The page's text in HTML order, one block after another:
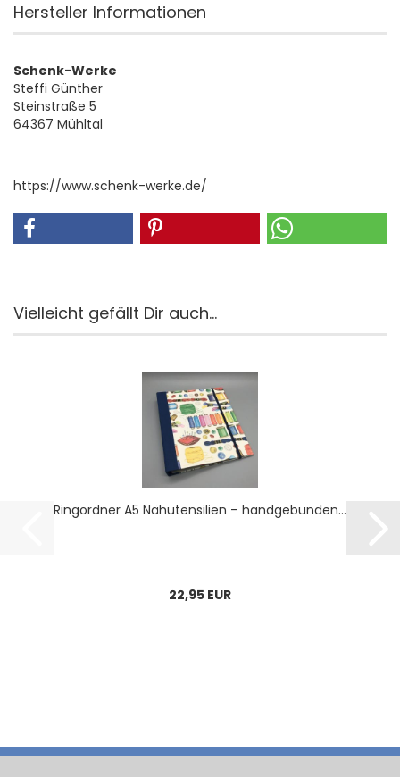
Hersteller Informationen
Schenk-Werke
Steffi Günther
Steinstraße 5
64367 Mühltal
https://www.schenk-werke.de/
Vielleicht gefällt Dir auch...
Ring­ord­ner A5 Nä­h­uten­si­li­en – hand­ge­bun­den...
22,95 EUR